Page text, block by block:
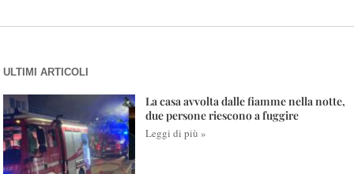
ULTIMI ARTICOLI
La casa avvolta dalle fiamme nella notte,
due persone riescono a fuggire
Leggi di più »